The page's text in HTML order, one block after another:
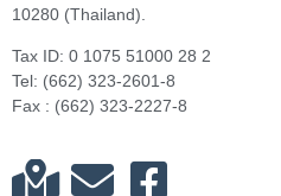
10280 (Thailand).
Tax ID: 0 1075 51000 28 2
Tel: (662) 323-2601-8
Fax : (662) 323-2227-8